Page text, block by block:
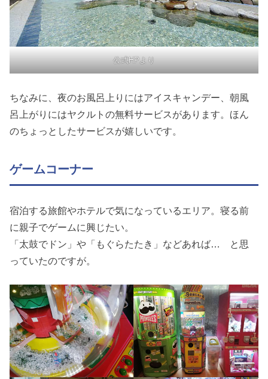
公式HPより
ちなみに、夜のお風呂上りにはアイスキャンデー、朝風
呂上がりにはヤクルトの無料サービスがあります。ほん
のちょっとしたサービスが嬉しいです。
ゲームコーナー
宿泊する旅館やホテルで気になっているエリア。寝る前
に親子でゲームに興じたい。
「太鼓でドン」や「もぐらたたき」などあれば… と思
っていたのですが。